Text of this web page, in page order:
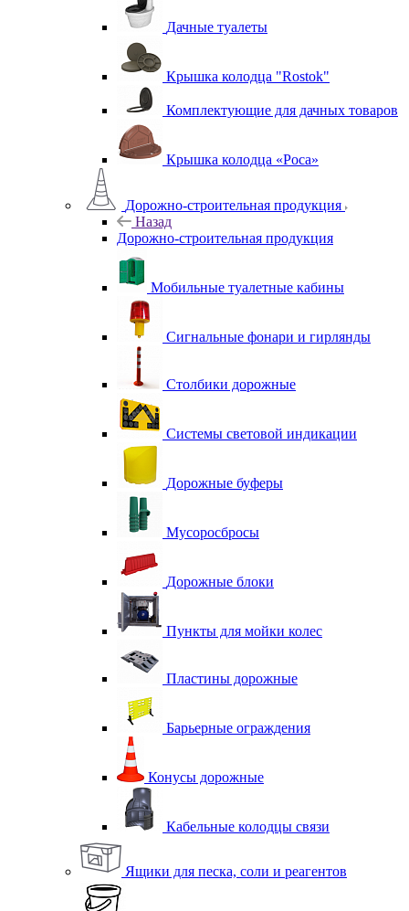
Дачные туалеты
Крышка колодца "Rostok"
Комплектующие для дачных товаров
Крышка колодца «Роса»
Дорожно-строительная продукция
Назад
Дорожно-строительная продукция
Мобильные туалетные кабины
Сигнальные фонари и гирлянды
Столбики дорожные
Системы световой индикации
Дорожные буферы
Мусоросбросы
Дорожные блоки
Пункты для мойки колес
Пластины дорожные
Барьерные ограждения
Конусы дорожные
Кабельные колодцы связи
Ящики для песка, соли и реагентов